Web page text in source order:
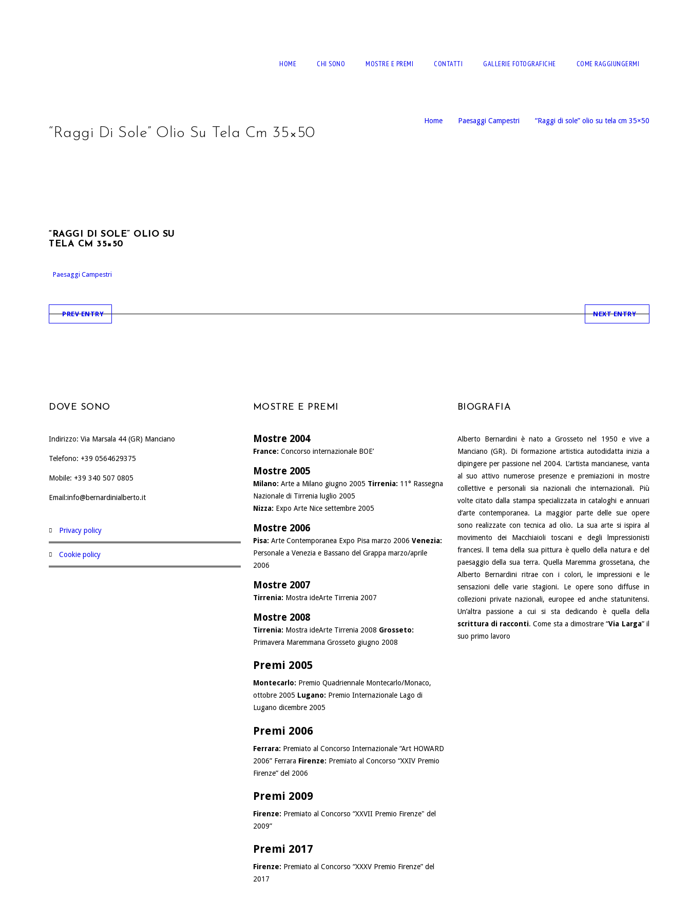
HOME CHI SONO MOSTRE E PREMI CONTATTI GALLERIE FOTOGRAFICHE COME RAGGIUNGERMI
“Raggi Di Sole” Olio Su Tela Cm 35×50
Home Paesaggi Campestri “Raggi di sole” olio su tela cm 35×50
“RAGGI DI SOLE” OLIO SU
TELA CM 35×50
Paesaggi Campestri
PREV ENTRY NEXT ENTRY
DOVE SONO
Indirizzo: Via Marsala 44 (GR) Manciano
Telefono: +39 0564629375
Mobile: +39 340 507 0805
Email:info@bernardinialberto.it
privacy policy
cookie policy
MOSTRE E PREMI
Mostre 2004
France: Concorso internazionale BOE’
Mostre 2005
Milano: Arte a Milano giugno 2005 Tirrenia: 11° Rassegna
Nazionale di Tirrenia luglio 2005
Nizza: Expo Arte Nice settembre 2005
Mostre 2006
Pisa: Arte Contemporanea Expo Pisa marzo 2006 Venezia:
Personale a Venezia e Bassano del Grappa marzo/aprile
2006
Mostre 2007
Tirrenia: Mostra ideArte Tirrenia 2007
Mostre 2008
Tirrenia: Mostra ideArte Tirrenia 2008 Grosseto:
Primavera Maremmana Grosseto giugno 2008
Premi 2005
Montecarlo: Premio Quadriennale Montecarlo/Monaco,
ottobre 2005 Lugano: Premio Internazionale Lago di
Lugano dicembre 2005
Premi 2006
Ferrara: Premiato al Concorso Internazionale “Art HOWARD
2006” Ferrara Firenze: Premiato al Concorso “XXIV Premio
Firenze” del 2006
Premi 2009
Firenze: Premiato al Concorso “XXVII Premio Firenze" del
2009”
Premi 2017
Firenze: Premiato al Concorso “XXXV Premio Firenze” del
2017
BIOGRAFIA
Alberto Bernardini è nato a Grosseto nel 1950 e vive a
Manciano (GR). Di formazione artistica autodidatta inizia a
dipingere per passione nel 2004. L’artista mancianese, vanta
al suo attivo numerose presenze e premiazioni in mostre
collettive e personali sia nazionali che internazionali. Più
volte citato dalla stampa specializzata in cataloghi e annuari
d’arte contemporanea. La maggior parte delle sue opere
sono realizzate con tecnica ad olio. La sua arte si ispira al
movimento dei Macchiaioli toscani e degli lmpressionisti
francesi. ll tema della sua pittura è quello della natura e del
paesaggio della sua terra. Quella Maremma grossetana, che
Alberto Bernardini ritrae con i colori, le impressioni e le
sensazioni delle varie stagioni. Le opere sono diffuse in
collezioni private nazionali, europee ed anche statunitensi.
Un’altra passione a cui si sta dedicando è quella della
scrittura di racconti. Come sta a dimostrare “Via Larga” il
suo primo lavoro